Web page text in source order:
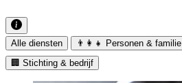
Alle diensten 👨‍👩‍👧 Personen & familie
🏢 Stichting & bedrijf